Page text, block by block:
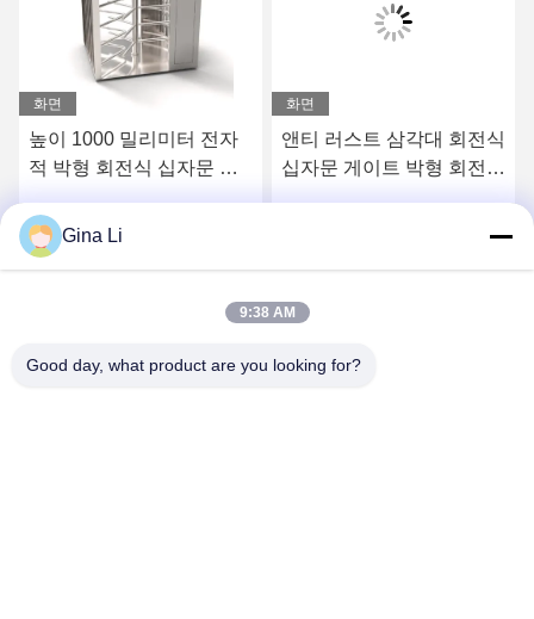
화면
높이 1000 밀리미터 전자
적 박형 회전식 십자문 게
화면
앤티 러스트 삼각대 회전식
십자문 게이트 박형 회전식
Gina Li
9:38 AM
Good day, what product are you looking for?